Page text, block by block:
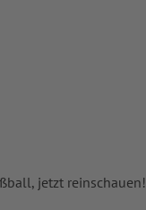
jetzt reinschauen!